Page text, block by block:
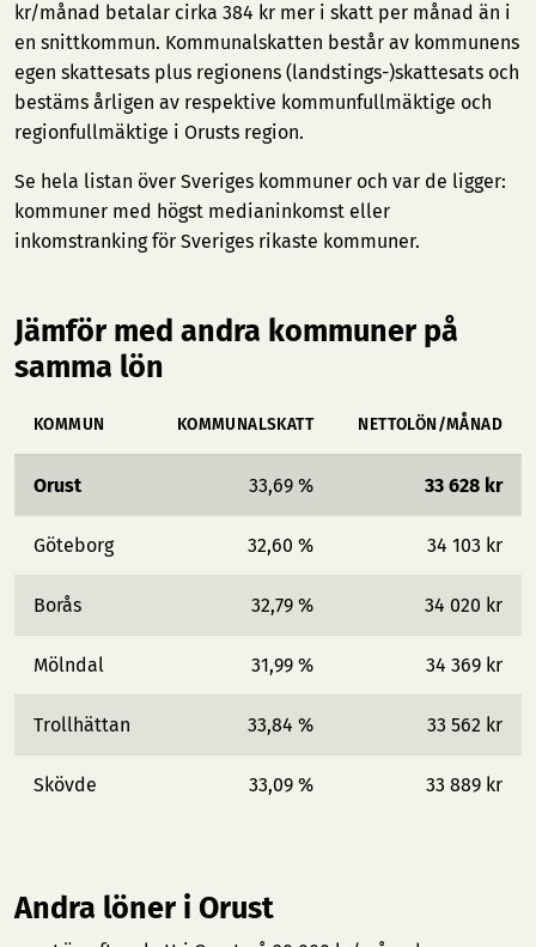
kr/månad betalar cirka 384 kr mer i skatt per månad än i
en snittkommun. Kommunalskatten består av kommunens
egen skattesats plus regionens (landstings-)skattesats och
bestäms årligen av respektive kommunfullmäktige och
regionfullmäktige i Orusts region.
Se hela listan över Sveriges kommuner och var de ligger:
kommuner med högst medianinkomst eller
inkomstranking för Sveriges rikaste kommuner.
Jämför med andra kommuner på
samma lön
KOMMUN KOMMUNALSKATT NETTOLÖN/MÅNAD
Orust 33,69 % 33 628 kr
Göteborg 32,60 % 34 103 kr
Borås 32,79 % 34 020 kr
Mölndal 31,99 % 34 369 kr
Trollhättan 33,84 % 33 562 kr
Skövde 33,09 % 33 889 kr
Andra löner i Orust